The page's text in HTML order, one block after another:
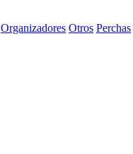
Organizadores Otros Perchas